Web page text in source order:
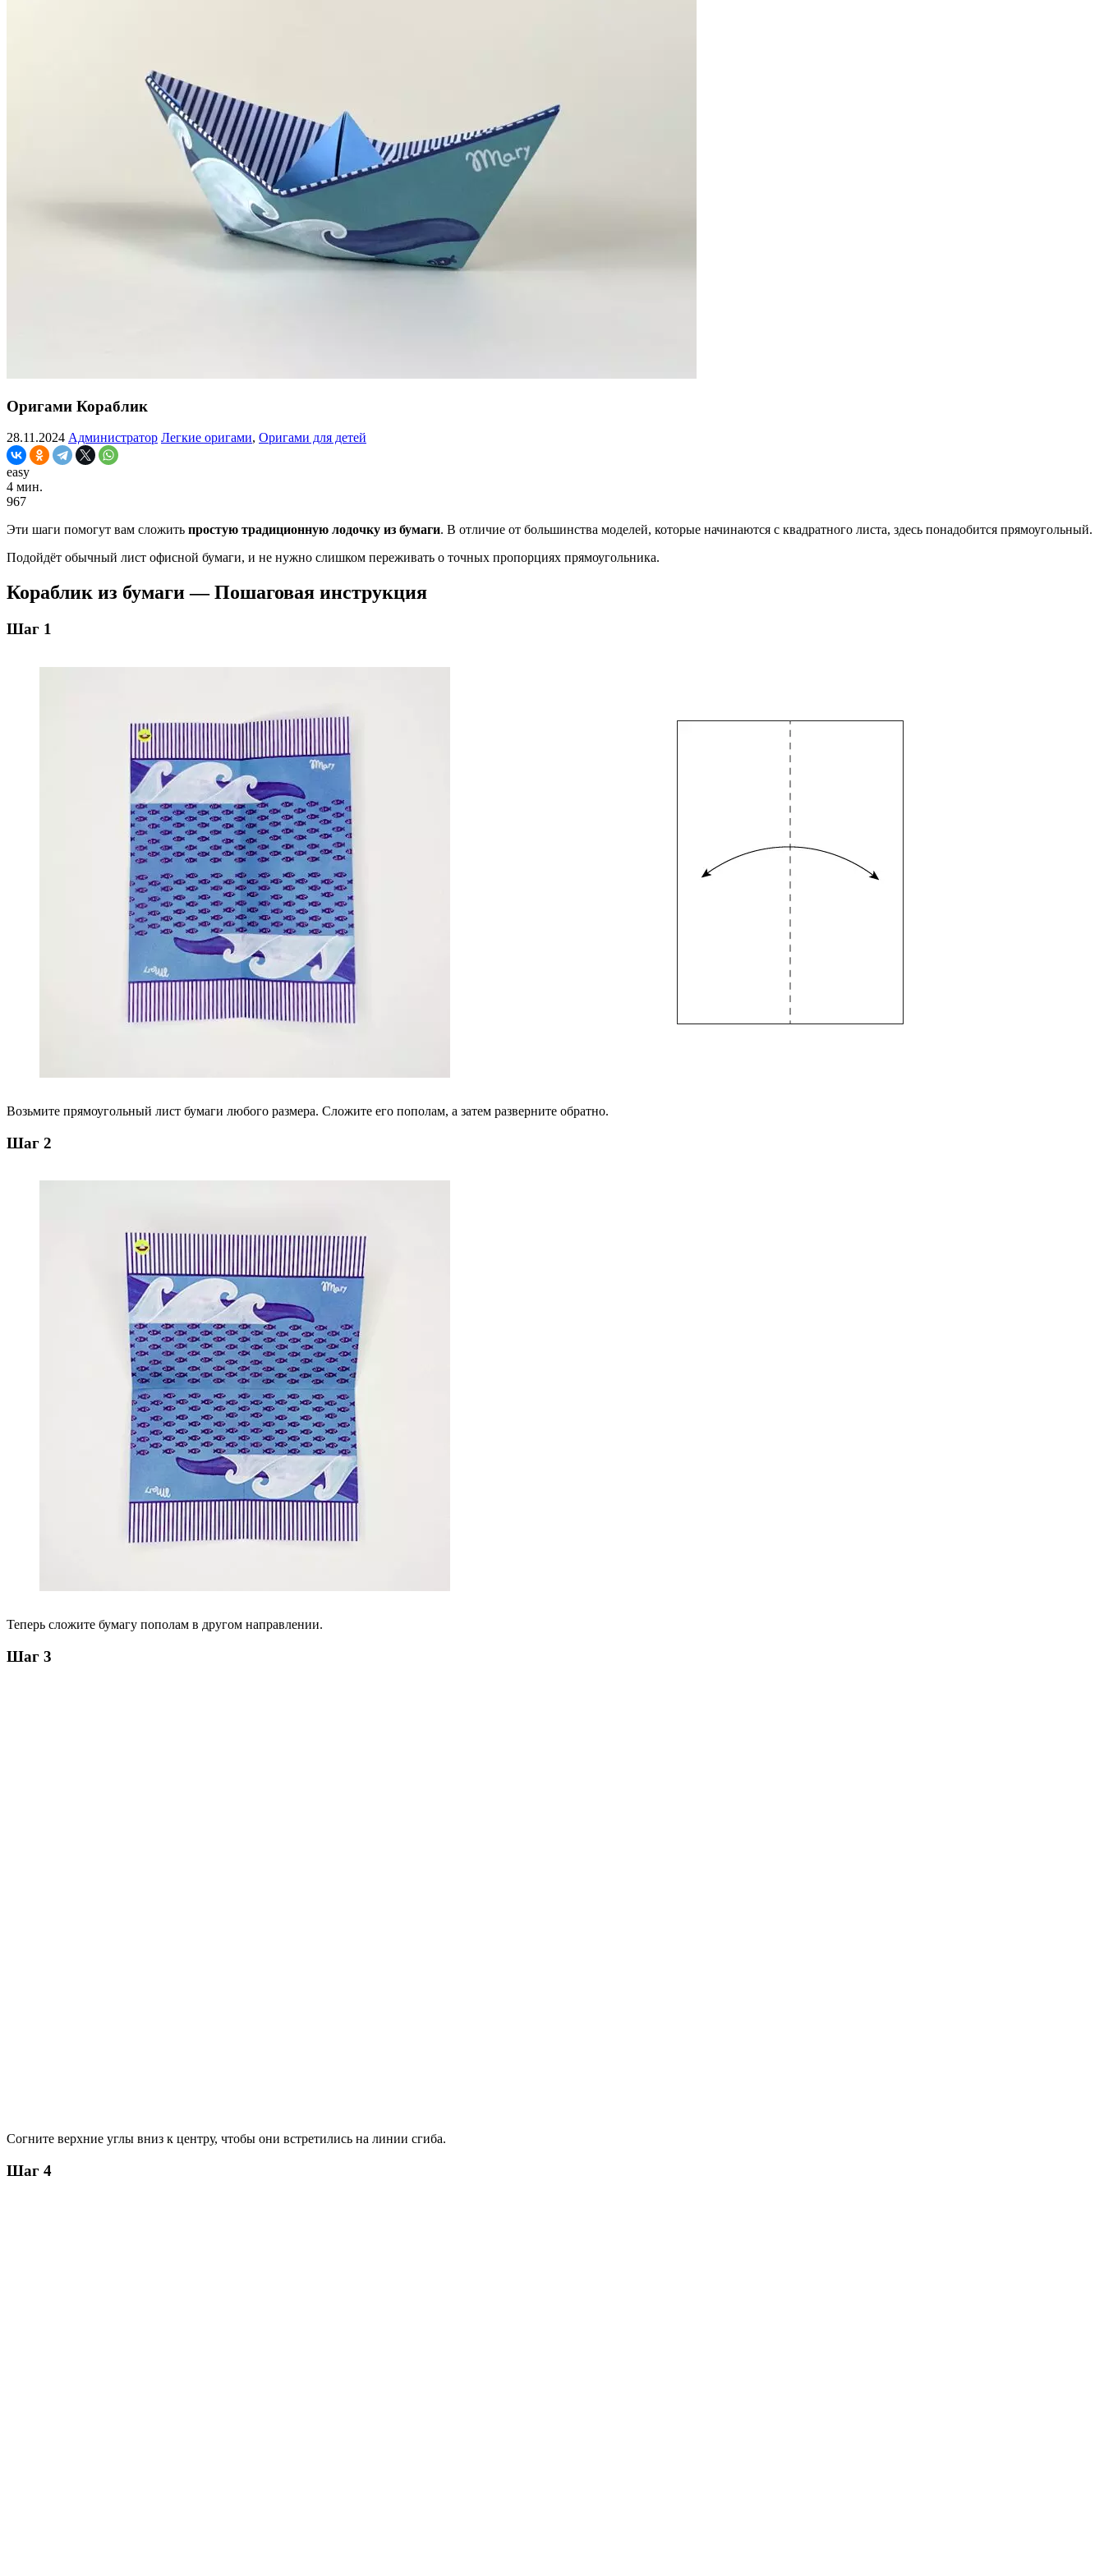
Оригами Кораблик
28.11.2024 Администратор Легкие оригами, Оригами для детей
easy
4 мин.
967
Эти шаги помогут вам сложить простую традиционную лодочку из бумаги. В отличие от большинства моделей, которые начинаются с квадратного листа, здесь понадобится прямоугольный.
Подойдёт обычный лист офисной бумаги, и не нужно слишком переживать о точных пропорциях прямоугольника.
Кораблик из бумаги — Пошаговая инструкция
Шаг 1
Возьмите прямоугольный лист бумаги любого размера. Сложите его пополам, а затем разверните обратно.
Шаг 2
Теперь сложите бумагу пополам в другом направлении.
Шаг 3
Согните верхние углы вниз к центру, чтобы они встретились на линии сгиба.
Шаг 4